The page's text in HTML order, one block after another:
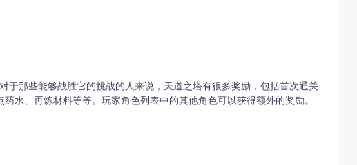
于那些能够战胜它的挑战的人来说，天道之塔有很多奖励，包括首次通关
水、再炼材料等等。玩家角色列表中的其他角色可以获得额外的奖励。